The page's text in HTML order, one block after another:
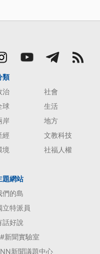
類
治
社會
球
生活
岸
地方
經
文教科技
境
社福人權
題網站
們的島
立特派員
話好說
新聞實驗室
新聞議題中心